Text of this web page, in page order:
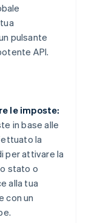
pulsante
API.
le imposte:
in base alle
la
per attivare la
stato o
alla tua
con un